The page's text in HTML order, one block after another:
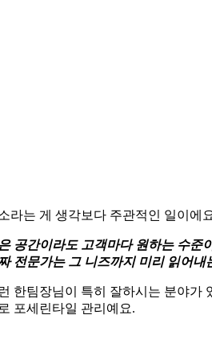
라는 게 생각보다 주관적인 일이에
공간이라도 고객마다 원하는 수준
전문가는 그 니즈까지 미리 읽어내
한팀장님이 특히 잘하시는 분야가
포세린타일 관리예요.